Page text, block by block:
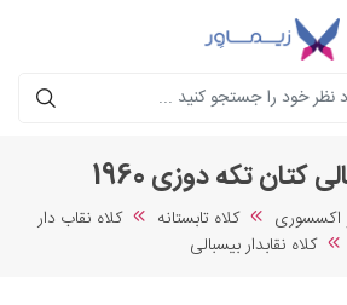
کتان تکه دوزی 1960
اکسسوری کلاه تابستانه
کلاه نقاب دار
کلاه نقابدار بیسبالی